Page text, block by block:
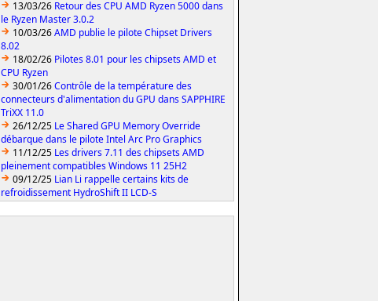
13/03/26 Retour des CPU AMD Ryzen 5000 dans
le Ryzen Master 3.0.2
10/03/26AMD publie le pilote Chipset Drivers
8.02
18/02/26 Pilotes 8.01 pour les chipsets AMD et
CPU Ryzen
30/01/26Contrôle de la température des
connecteurs d'alimentation du GPU dans SAPPHIRE
TriXX 11.0
26/12/25 Le Shared GPU Memory Override
débarque dans le pilote Intel Arc Pro Graphics
11/12/25 Les drivers 7.11 des chipsets AMD
pleinement compatibles Windows 11 25H2
09/12/25 Lian Li rappelle certains kits de
refroidissement HydroShift II LCD-S